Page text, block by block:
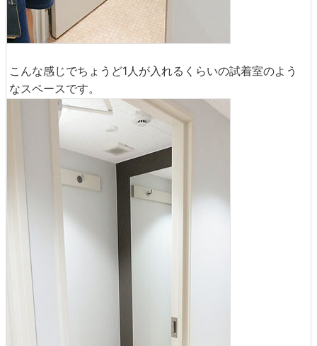
こんな感じでちょうど1人が入れるくらいの試着室のよう
なスペースです。